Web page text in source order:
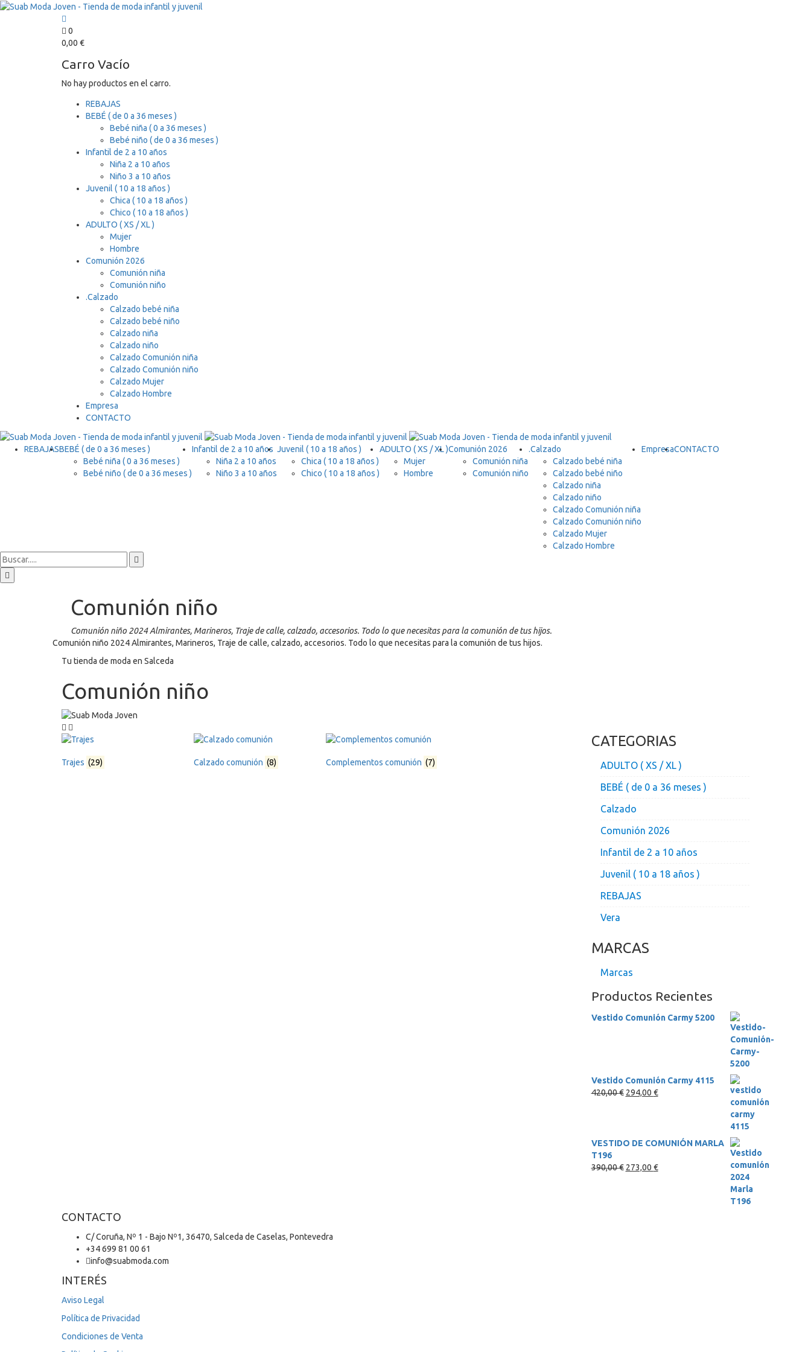
0
0,00 €
Carro Vacío
No hay productos en el carro.
REBAJAS
BEBÉ ( de 0 a 36 meses )
Bebé niña ( 0 a 36 meses )
Bebé niño ( de 0 a 36 meses )
Infantil de 2 a 10 años
Niña 2 a 10 años
Niño 3 a 10 años
Juvenil ( 10 a 18 años )
Chica ( 10 a 18 años )
Chico ( 10 a 18 años )
ADULTO ( XS / XL )
Mujer
Hombre
Comunión 2026
Comunión niña
Comunión niño
.Calzado
Calzado bebé niña
Calzado bebé niño
Calzado niña
Calzado niño
Calzado Comunión niña
Calzado Comunión niño
Calzado Mujer
Calzado Hombre
Empresa
CONTACTO
REBAJASBEBÉ ( de 0 a 36 meses )
Bebé niña ( 0 a 36 meses )
Bebé niño ( de 0 a 36 meses )
Infantil de 2 a 10 años
Niña 2 a 10 años
Niño 3 a 10 años
Juvenil ( 10 a 18 años )
Chica ( 10 a 18 años )
Chico ( 10 a 18 años )
ADULTO ( XS / XL )
Mujer
Hombre
Comunión 2026
Comunión niña
Comunión niño
.Calzado
Calzado bebé niña
Calzado bebé niño
Calzado niña
Calzado niño
Calzado Comunión niña
Calzado Comunión niño
Calzado Mujer
Calzado Hombre
EmpresaCONTACTO
Comunión niño
Comunión niño 2024 Almirantes, Marineros, Traje de calle, calzado, accesorios. Todo lo que necesitas para la comunión de tus hijos.
Comunión niño 2024 Almirantes, Marineros, Traje de calle, calzado, accesorios. Todo lo que necesitas para la comunión de tus hijos.
Tu tienda de moda en Salceda
Comunión niño
Trajes (29) Calzado comunión (8) Complementos comunión (7)
CATEGORIAS
ADULTO ( XS / XL )
BEBÉ ( de 0 a 36 meses )
Calzado
Comunión 2026
Infantil de 2 a 10 años
Juvenil ( 10 a 18 años )
REBAJAS
Vera
MARCAS
Marcas
Productos Recientes
Vestido Comunión Carmy 5200
Vestido Comunión Carmy 4115
420,00€ El
420,00 €.
294,00 €El
294,00 €.
VESTIDO DE COMUNIÓN MARLA
T196
390,00€ El
273,00 €El
CONTACTO
C/ Coruña, Nº 1 - Bajo Nº1, 36470, Salceda de Caselas, Pontevedra
+34 699 81 00 61
info@suabmoda.com
INTERÉS
Aviso Legal
Política de Privacidad
Condiciones de Venta